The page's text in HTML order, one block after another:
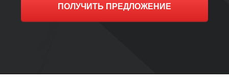
ПОЛУЧИТЬ ПРЕДЛОЖЕНИЕ